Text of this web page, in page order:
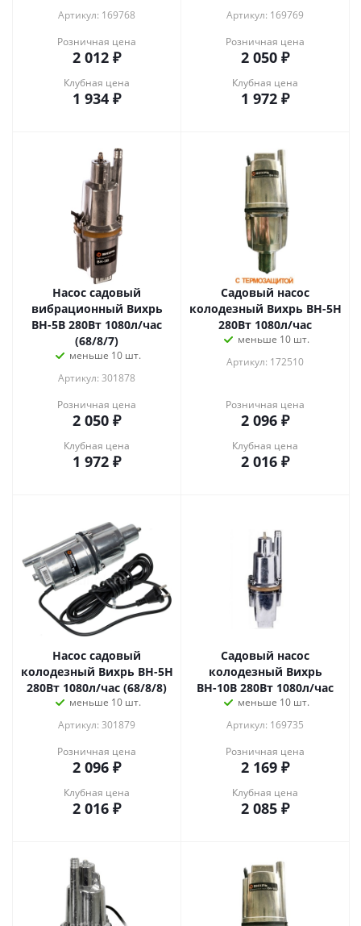
Артикул: 169768
Розничная цена
2 012 ₽
Клубная цена
1 934 ₽
Артикул: 169769
Розничная цена
2 050 ₽
Клубная цена
1 972 ₽
Насос садовый
вибрационный Вихрь
ВН-5В 280Вт 1080л/час
(68/8/7)
меньше 10 шт.
Артикул: 301878
Розничная цена
2 050 ₽
Клубная цена
1 972 ₽
Садовый насос
колодезный Вихрь ВН-5Н
280Вт 1080л/час
меньше 10 шт.
Артикул: 172510
Розничная цена
2 096 ₽
Клубная цена
2 016 ₽
Насос садовый
колодезный Вихрь ВН-5Н
280Вт 1080л/час (68/8/8)
меньше 10 шт.
Артикул: 301879
Розничная цена
2 096 ₽
Клубная цена
2 016 ₽
Садовый насос
колодезный Вихрь
ВН-10В 280Вт 1080л/час
меньше 10 шт.
Артикул: 169735
Розничная цена
2 169 ₽
Клубная цена
2 085 ₽